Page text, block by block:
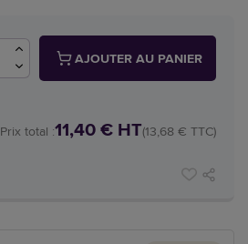
AJOUTER AU PANIER
Prix total :11,40 € HT(13,68 € TTC)